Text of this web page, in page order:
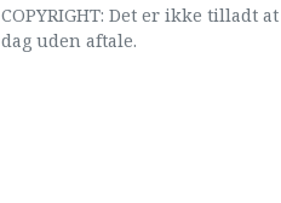
COPYRIGHT: Det er ikke tilladt
dag uden aftale.